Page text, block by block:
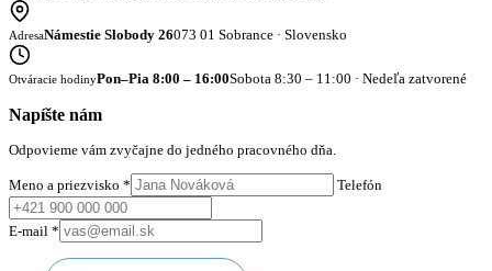
AdresaNámestie Slobody 26073 01 Sobrance · Slovensko
Otváracie hodinyPon–Pia 8:00 – 16:00Sobota 8:30 – 11:00 · Nedeľa zatvorené
Napíšte nám
Odpovieme vám zvyčajne do jedného pracovného dňa.
Meno a priezvisko * Telefón
E-mail *